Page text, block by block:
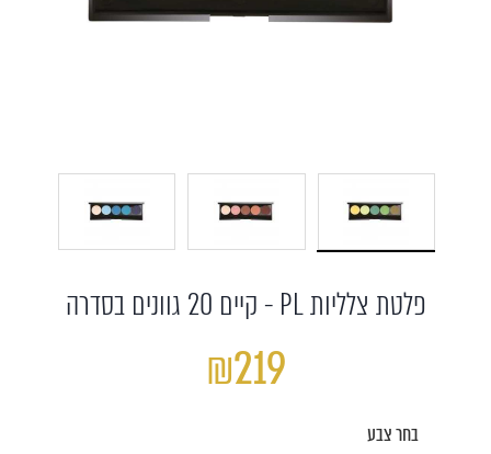
פלטת צלליות PL - קיים 20 גוונים בסדרה
₪219
בחר צבע